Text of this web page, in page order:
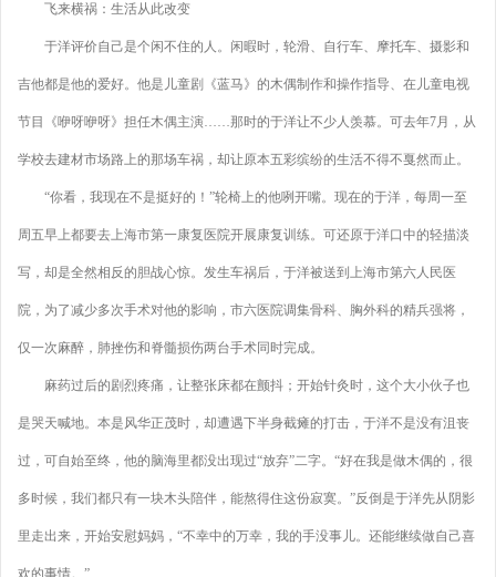
飞来横祸：生活从此改变
于洋评价自己是个闲不住的人。闲暇时，轮滑、自行车、摩托车、摄影和
吉他都是他的爱好。他是儿童剧《蓝马》的木偶制作和操作指导、在儿童电视
节目《咿呀咿呀》担任木偶主演……那时的于洋让不少人羡慕。可去年7月，从
学校去建材市场路上的那场车祸，却让原本五彩缤纷的生活不得不戛然而止。
“你看，我现在不是挺好的！”轮椅上的他咧开嘴。现在的于洋，每周一至
周五早上都要去上海市第一康复医院开展康复训练。可还原于洋口中的轻描淡
写，却是全然相反的胆战心惊。发生车祸后，于洋被送到上海市第六人民医
院，为了减少多次手术对他的影响，市六医院调集骨科、胸外科的精兵强将，
仅一次麻醉，肺挫伤和脊髓损伤两台手术同时完成。
麻药过后的剧烈疼痛，让整张床都在颤抖；开始针灸时，这个大小伙子也
是哭天喊地。本是风华正茂时，却遭遇下半身截瘫的打击，于洋不是没有沮丧
过，可自始至终，他的脑海里都没出现过“放弃”二字。“好在我是做木偶的，很
多时候，我们都只有一块木头陪伴，能熬得住这份寂寞。”反倒是于洋先从阴影
里走出来，开始安慰妈妈，“不幸中的万幸，我的手没事儿。还能继续做自己喜
欢的事情。”